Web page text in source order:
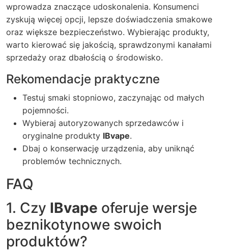
wprowadza znaczące udoskonalenia. Konsumenci
zyskują więcej opcji, lepsze doświadczenia smakowe
oraz większe bezpieczeństwo. Wybierając produkty,
warto kierować się jakością, sprawdzonymi kanałami
sprzedaży oraz dbałością o środowisko.
Rekomendacje praktyczne
Testuj smaki stopniowo, zaczynając od małych
pojemności.
Wybieraj autoryzowanych sprzedawców i
oryginalne produkty IBvape.
Dbaj o konserwację urządzenia, aby uniknąć
problemów technicznych.
FAQ
1. Czy IBvape oferuje wersje
beznikotynowe swoich
produktów?